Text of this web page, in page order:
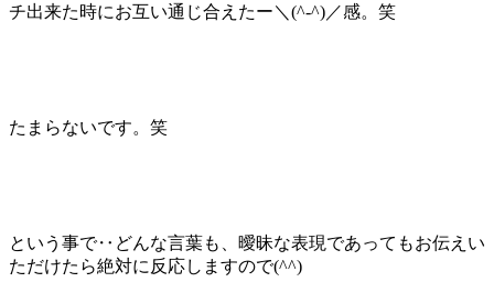
チ出来た時にお互い通じ合えたー＼(^-^)／感。笑
たまらないです。笑
という事で‥どんな言葉も、曖昧な表現であってもお伝えい
ただけたら絶対に反応しますので(^^)